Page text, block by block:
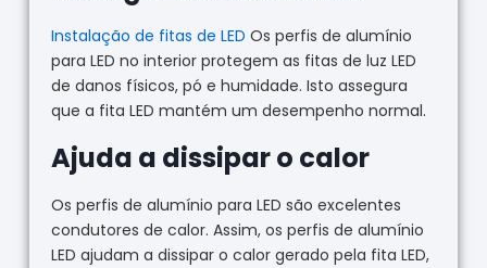
Instalação de fitas de LED Os perfis de alumínio
para LED no interior protegem as fitas de luz LED
de danos físicos, pó e humidade. Isto assegura
que a fita LED mantém um desempenho normal.
Ajuda a dissipar o calor
Os perfis de alumínio para LED são excelentes
condutores de calor. Assim, os perfis de alumínio
LED ajudam a dissipar o calor gerado pela fita LED,